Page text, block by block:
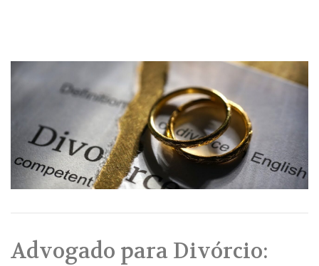
Advogado para Divórcio: